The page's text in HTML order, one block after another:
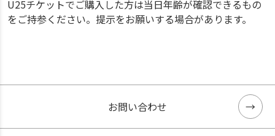
U25チケットでご購入した方は当日年齢が確認できるもの
をご持参ください。提示をお願いする場合があります。
お問い合わせ